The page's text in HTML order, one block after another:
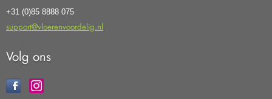
+31 (0)85 8888 075
support@vloerenvoordelig.nl
Volg ons